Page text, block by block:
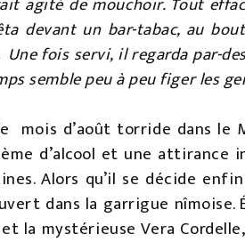
devant un bar-tabac, au
fois servi, il regarda par-
semble peu à peu figer les
mois d’août torride dans le
d’alcool et une attirance
Alors qu’il se décide
dans la garrigue nîmoise.
et la mystérieuse Vera